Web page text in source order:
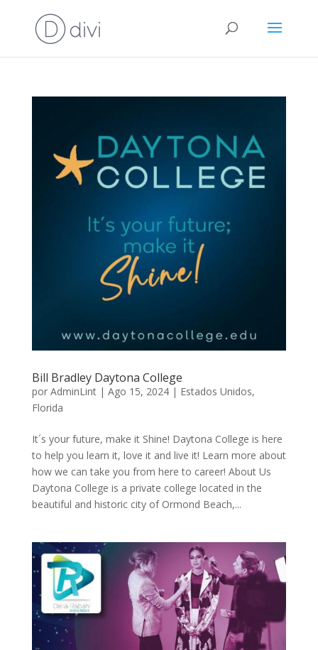
Bill Bradley Daytona College
por AdminLint| Ago 15, 2024| Estados Unidos,
Florida
It´s your future, make it Shine! Daytona College is here
to help you learn it, love it and live it! Learn more about
how we can take you from here to career! About Us
Daytona College is a private college located in the
beautiful and historic city of Ormond Beach,...